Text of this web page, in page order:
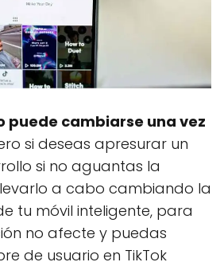
puede cambiarse una vez
si deseas apresurar un
si no aguantas la
a cabo cambiando la
tu móvil inteligente, para
no afecte y puedas
de usuario en TikTok